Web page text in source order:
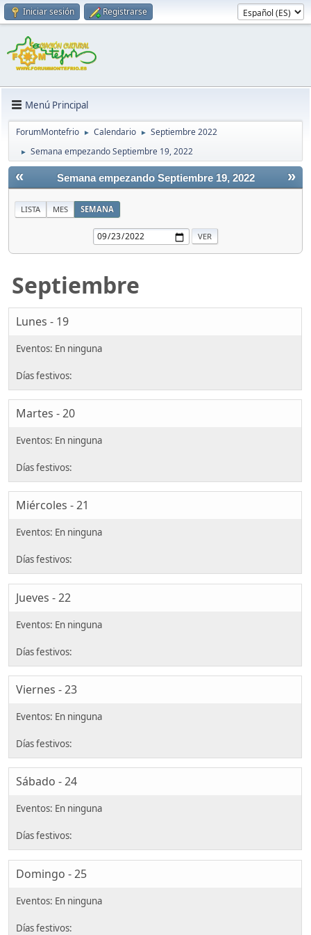
Iniciar sesión Registrarse
Menú Principal
ForumMontefrio ► Calendario ► Septiembre 2022
► Semana empezando Septiembre 19, 2022
« »
Semana empezando Septiembre 19, 2022
LISTA MES SEMANA
Septiembre
Lunes - 19
Martes - 20
Miércoles - 21
Jueves - 22
Viernes - 23
Sábado - 24
Domingo - 25